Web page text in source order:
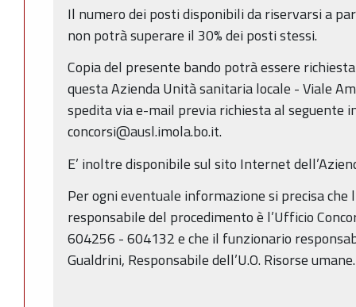
Il numero dei posti disponibili da riservarsi a
non potrà superare il 30% dei posti stessi.
Copia del presente bando potrà essere
questa Azienda Unità sanitaria locale - Viale
spedita via e-mail previa richiesta al seguente
concorsi@ausl.imola.bo.it.
E’ inoltre disponibile sul sito Internet
Per ogni eventuale informazione si precisa che
responsabile del procedimento è l’Ufficio
604256 - 604132 e che il funzionario
Gualdrini, Responsabile dell’U.O. Risorse umane.